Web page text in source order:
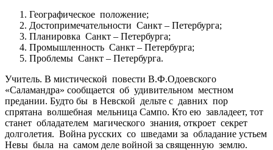
Географическое положение;
Достопримечательности Санкт – Петербурга;
Планировка Санкт – Петербурга;
Промышленность Санкт – Петербурга;
Проблемы Санкт – Петербурга.
Учитель. В мистической повести В.Ф.Одоевского
«Саламандра» сообщается об удивительном местном
предании. Будто бы в Невской дельте с давних пор
спрятана волшебная мельница Сампо. Кто ею завладеет, тот
станет обладателем магического знания, откроет секрет
долголетия. Война русских со шведами за обладание устьем
Невы была на самом деле войной за священную землю.